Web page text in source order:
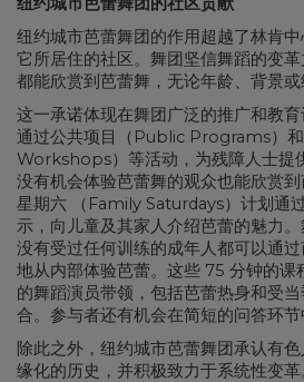
纽约城市芭蕾舞团的作用超越了林肯
它所居住的社区。舞团坚信舞蹈的变
都能欣赏到芭蕾舞，无论年龄、背景或
这一承诺体现在舞团广泛的推广和教
通过公共项目（Public Programs）
Workshops）等活动，为残障人士提
没有机会体验芭蕾舞的观众也能欣赏
星期六 （Family Saturdays）计划通
示，向儿童及其家人介绍芭蕾的魅力
没有受过任何训练的成年人都可以通
地从内部体验芭蕾。这些 75 分钟的课
的舞蹈演员带领，包括芭蕾热身和受
合。参与者还有机会在简短的问答环节
除此之外，纽约城市芭蕾舞团承认有
缘化的历史，并积极致力于系统性变